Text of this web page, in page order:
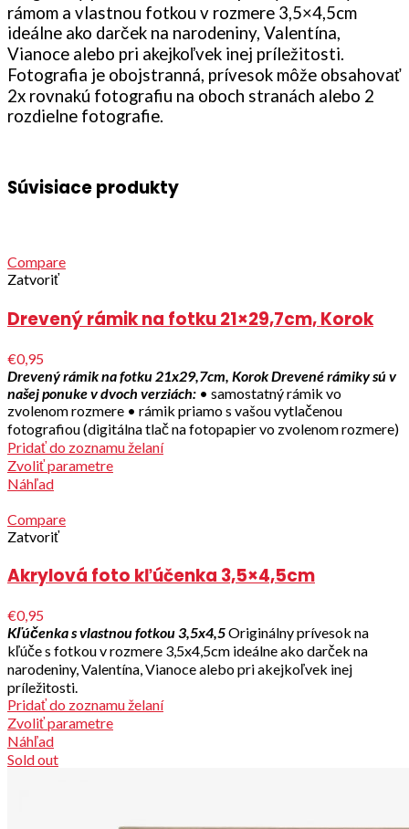
rámom a vlastnou fotkou v rozmere 3,5×4,5cm
ideálne ako darček na narodeniny, Valentína,
Vianoce alebo pri akejkoľvek inej príležitosti.
Fotografia je obojstranná, prívesok môže obsahovať
2x rovnakú fotografiu na oboch stranách alebo 2
rozdielne fotografie.
Súvisiace produkty
Compare
Zatvoriť
Drevený rámik na fotku 21×29,7cm, Korok
€0,95
Drevený rámik na fotku 21x29,7cm, KorokDrevené rámiky sú v
našej ponuke v dvoch verziách: • samostatný rámik vo
zvolenom rozmere • rámik priamo s vašou vytlačenou
fotografiou (digitálna tlač na fotopapier vo zvolenom rozmere)
Pridať do zoznamu želaní
Zvoliť parametre
Náhľad
Compare
Zatvoriť
Akrylová foto kľúčenka 3,5×4,5cm
€0,95
Kľúčenka s vlastnou fotkou 3,5x4,5Originálny prívesok na
kľúče s fotkou v rozmere 3,5x4,5cm ideálne ako darček na
narodeniny, Valentína, Vianoce alebo pri akejkoľvek inej
príležitosti.
Pridať do zoznamu želaní
Zvoliť parametre
Náhľad
Sold out